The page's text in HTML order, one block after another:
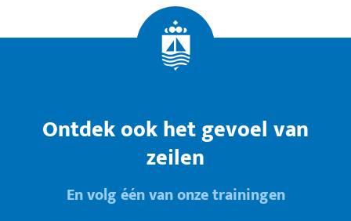
Ontdek ook het gevoel van
zeilen
En volg één van onze trainingen